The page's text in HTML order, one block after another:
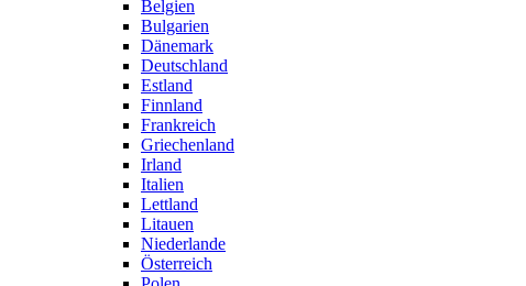
Belgien
Bulgarien
Dänemark
Deutschland
Estland
Finnland
Frankreich
Griechenland
Irland
Italien
Lettland
Litauen
Niederlande
Österreich